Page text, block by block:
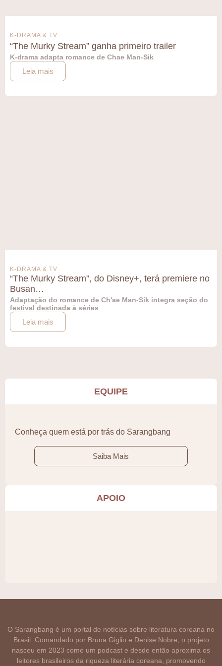
K-DRAMA & TV
“The Murky Stream” ganha primeiro trailer
K-drama adapta romance de Chae Man-Sik
Leia mais
K-DRAMA & TV
“The Murky Stream”, do Disney+, terá premiere no
Busan…
Adaptação do romance de Ch'ae Man-Sik integra seção do
festival destinada à séries
Leia mais
EQUIPE
Conheça quem está por trás do Sarangbang
Saiba Mais
APOIO
O Sarangbang é um portal de notícias sobre literatura coreana no
Brasil. Comandado por Bruna Giglio e Denise Nobre, o projeto
nasceu em 2023 como um podcast e desde então aproxima os
leitores brasileiros da riqueza literária coreana, promovendo